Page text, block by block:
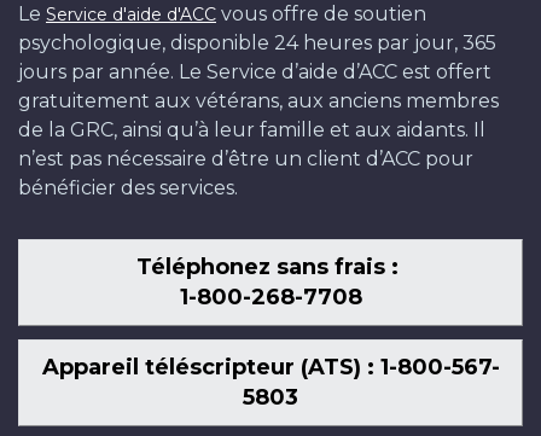
Le Service d'aide d'ACC vous offre de soutien
psychologique, disponible 24 heures par jour, 365
jours par année. Le Service d’aide d’ACC est offert
gratuitement aux vétérans, aux anciens membres
de la GRC, ainsi qu’à leur famille et aux aidants. Il
n’est pas nécessaire d’être un client d’ACC pour
bénéficier des services.
Téléphonez sans frais :
1-800-268-7708
Appareil téléscripteur (ATS) : 1-800-567-
5803